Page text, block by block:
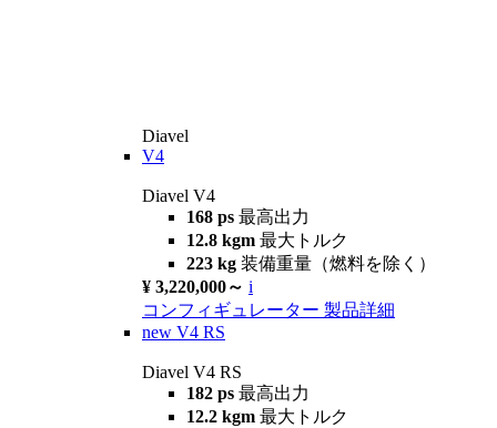
Diavel
V4
Diavel V4
168 ps 最高出力
12.8 kgm 最大トルク
223 kg 装備重量（燃料を除く）
¥ 3,220,000～ i
コンフィギュレーター 製品詳細
new V4 RS
Diavel V4 RS
182 ps 最高出力
12.2 kgm 最大トルク